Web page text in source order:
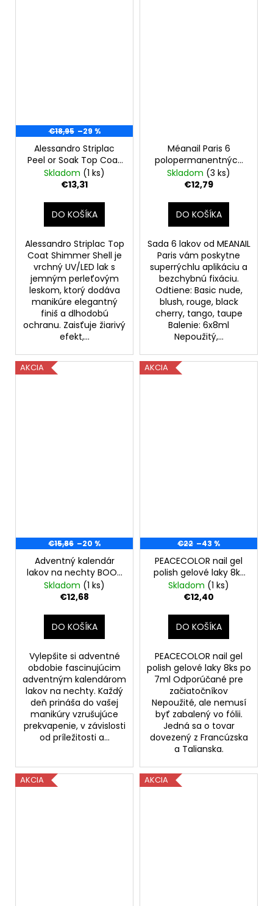
€18,95 –29 %
Alessandro Striplac
Peel or Soak Top Coat
Shimmer shell, 8ml
Skladom (1 ks)
€13,31
DO KOŠÍKA
Alessandro Striplac Top
Coat Shimmer Shell je
vrchný UV/LED lak s
jemným perleťovým
leskom, ktorý dodáva
manikúre elegantný
finiš a dlhodobú
ochranu. Zaisťuje žiarivý
efekt,...
Méanail Paris 6
polopermanentných
lakov
Skladom (3 ks)
€12,79
DO KOŠÍKA
Sada 6 lakov od MEANAIL
Paris vám poskytne
superrýchlu aplikáciu a
bezchybnú fixáciu.
Odtiene: Basic nude,
blush, rouge, black
cherry, tango, taupe
Balenie: 6x8ml
Nepoužitý,...
AKCIA
€15,86 –20 %
Adventný kalendár
lakov na nechty BOOK
OF COLORS-24 mini
laky
Skladom (1 ks)
€12,68
DO KOŠÍKA
Vylepšite si adventné
obdobie fascinujúcim
adventným kalendárom
lakov na nechty. Každý
deň prináša do vašej
manikúry vzrušujúce
prekvapenie, v závislosti
od príležitosti a...
AKCIA
€22 –43 %
PEACECOLOR nail gel
polish gelové laky 8ks
po 7ml
Skladom (1 ks)
€12,40
DO KOŠÍKA
PEACECOLOR nail gel
polish gelové laky 8ks po
7ml Odporúčané pre
začiatočníkov
Nepoužité, ale nemusí
byť zabalený vo fólii.
Jedná sa o tovar
dovezený z Francúzska
a Talianska.
AKCIA AKCIA